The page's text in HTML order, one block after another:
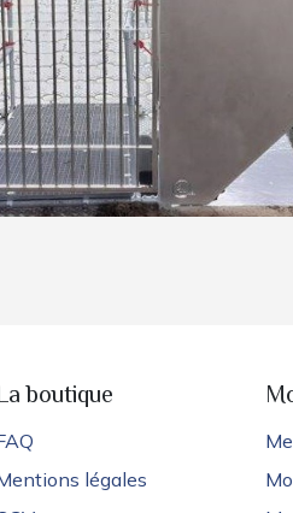
boutique
légales